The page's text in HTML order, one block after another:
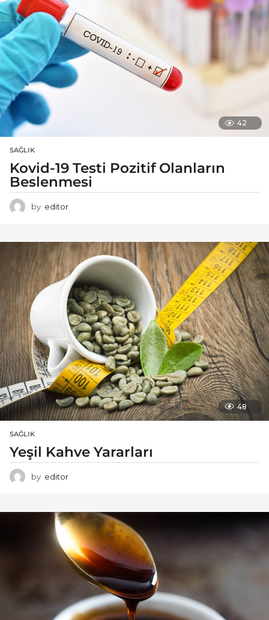
42
SAĞLIK
Kovid-19 Testi Pozitif Olanların
Beslenmesi
by editor
48
SAĞLIK
Yeşil Kahve Yararları
by editor